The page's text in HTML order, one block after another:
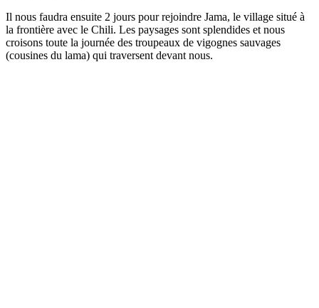
Il nous faudra ensuite 2 jours pour rejoindre Jama, le village situé à
la frontière avec le Chili. Les paysages sont splendides et nous
croisons toute la journée des troupeaux de vigognes sauvages
(cousines du lama) qui traversent devant nous.